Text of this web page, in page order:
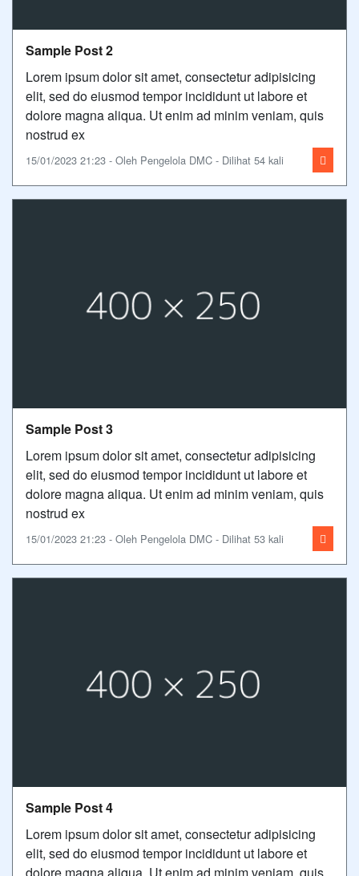
Sample Post 2
Lorem ipsum dolor sit amet, consectetur adipisicing
elit, sed do eiusmod tempor incididunt ut labore et
dolore magna aliqua. Ut enim ad minim veniam, quis
nostrud ex
15/01/2023 21:23 - Oleh Pengelola DMC - Dilihat 54 kali
Sample Post 3
Lorem ipsum dolor sit amet, consectetur adipisicing
elit, sed do eiusmod tempor incididunt ut labore et
dolore magna aliqua. Ut enim ad minim veniam, quis
nostrud ex
15/01/2023 21:23 - Oleh Pengelola DMC - Dilihat 53 kali
Sample Post 4
Lorem ipsum dolor sit amet, consectetur adipisicing
elit, sed do eiusmod tempor incididunt ut labore et